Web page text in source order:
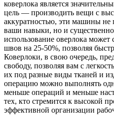
коверлока является
цель — производить вещи с
аккуратностью, эти машины не
ваши навыки, но и
использование оверлока может
швов на 25-50%, позволяя
Коверлоки, в свою очередь,
свободу, позволяя вам с
их под разные виды тканей и
операцию можно выполнять
меньше операций и меньше
тех, кто стремится к высокой
эффективной организации